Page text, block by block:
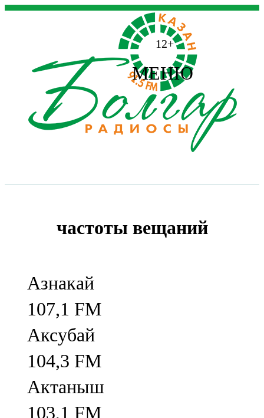
12+
МЕНЮ
частоты вещаний
Азнакай
107,1 FM
Аксубай
104,3 FM
Актаныш
103,1 FM